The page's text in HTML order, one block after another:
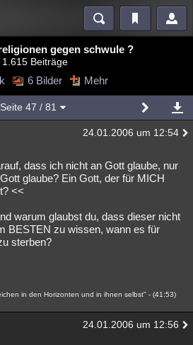
Blogs Videos
Mystery Kriminalfälle
Technologie Ufologie
Orte Esoterik Literatur
Allmystery English
gegen schwule ?
1.615 Beiträge
6 Bilder Mehr
Seite 47 / 81
24.01.2006 um 12:54
dass ich nicht an Gott glaube, nur
glaube? Ein Gott, der für MICH
<<
warum glaubst du, dass dieser nicht
BESTEN zu wissen, wann es für
sterben?
in den Horizonten und in ihnen selbst" - (41:53)
24.01.2006 um 12:56